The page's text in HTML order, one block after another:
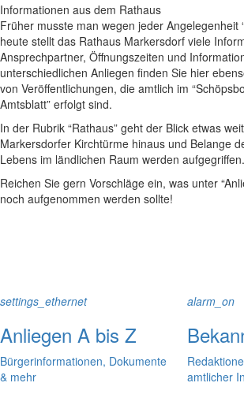
Informationen aus dem Rathaus
Früher musste man wegen jeder Angelegenheit
heute stellt das Rathaus Markersdorf viele
Ansprechpartner, Öffnungszeiten und
unterschiedlichen Anliegen finden Sie hier
von Veröffentlichungen, die amtlich im
Amtsblatt” erfolgt sind.
In der Rubrik “Rathaus” geht der Blick etwas
Markersdorfer Kirchtürme hinaus und Belange
Lebens im ländlichen Raum werden aufgegriffen.
Reichen Sie gern Vorschläge ein, was unter
noch aufgenommen werden sollte!
settings_ethernet
Anliegen A bis Z
Bürgerinformationen, Dokumente
& mehr
alarm_on
amtlicher